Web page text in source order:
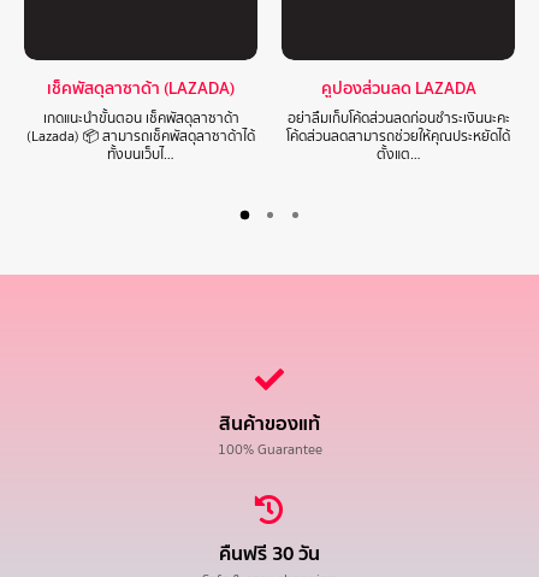
เช็คพัสดุลาซาด้า (LAZADA)
เกดแนะนำขั้นตอน เช็คพัสดุลาซาด้า
(Lazada) 📦 สามารถเช็คพัสดุลาซาด้าได้
ทั้งบนเว็บไ…
คูปองส่วนลด LAZADA
อย่าลืมเก็บโค้ดส่วนลดก่อนชำระเงินนะคะ
โค้ดส่วนลดสามารถช่วยให้คุณประหยัดได้
ตั้งแต…
สินค้าของแท้
100% Guarantee
คืนฟรี 30 วัน